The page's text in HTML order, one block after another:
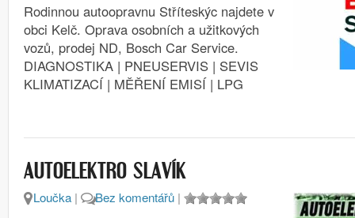
Rodinnou autoopravnu Stříteskýc najdete v
obci Kelč. Oprava osobních a užitkových
vozů, prodej ND, Bosch Car Service.
DIAGNOSTIKA | PNEUSERVIS | SEVIS
KLIMATIZACÍ | MĚŘENÍ EMISÍ | LPG
AUTOELEKTRO SLAVÍK
Loučka | Bez komentářů |